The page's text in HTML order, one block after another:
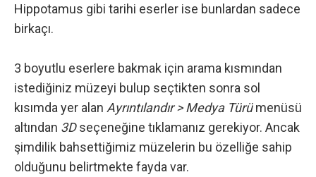
Hippotamus gibi tarihi eserler ise bunlardan sadece
birkaçı.
3 boyutlu eserlere bakmak için arama kısmından
istediğiniz müzeyi bulup seçtikten sonra sol
kısımda yer alan Ayrıntılandır > Medya Türümenüsü
altından 3Dseçeneğine tıklamanız gerekiyor. Ancak
şimdilik bahsettiğimiz müzelerin bu özelliğe sahip
olduğunu belirtmekte fayda var.